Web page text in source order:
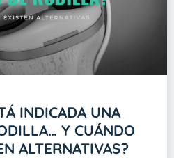
INDICADA UNA
Y CUÁNDO
ALTERNATIVAS?